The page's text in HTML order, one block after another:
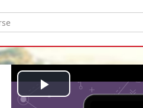
Play